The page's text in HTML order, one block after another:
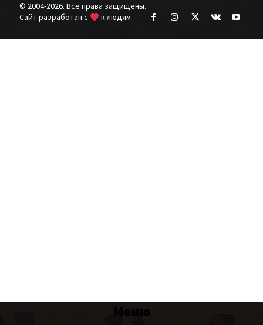
© 2004-2026. Все права защищены.
Cайт разработан с
к людям.
Меню